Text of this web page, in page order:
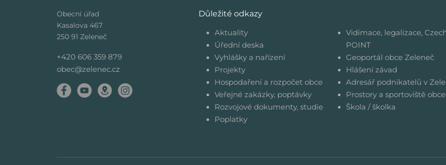
Obecní úřad
Kasalova 467
250 91 Zeleneč
+420 606 359 879
obec@zelenec.cz
Důležité odkazy
Aktuality
Úřední deska
Vyhlášky a nařízení
Projekty
Hospodaření a rozpočet obce
Veřejné zakázky, poptávky
Rozvojové dokumenty, studie
Poplatky
Vidimace, legalizace,
POINT
Geoportál obce Zeleneč
Hlášení závad
Adresář podnikatelů v
Prostory a sportoviště obce
Škola / školka